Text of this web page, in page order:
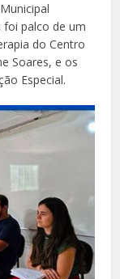
foi palco de um
do Centro
Soares, e os
Especial.